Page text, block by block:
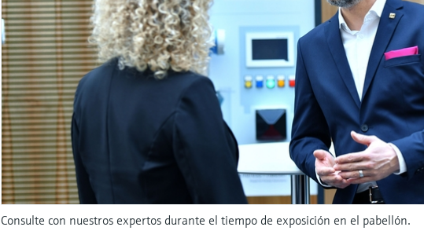
Consulte con nuestros expertos durante el tiempo de exposición en el pabellón.